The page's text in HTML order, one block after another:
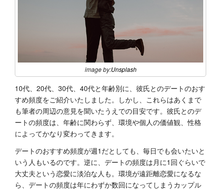
image by:Unsplash
10代、20代、30代、40代と年齢別に、彼氏とのデートのおす
すめ頻度をご紹介いたしました。しかし、これらはあくまで
も筆者の周辺の意見を聞いたうえでの目安です。彼氏とのデ
ートの頻度は、年齢に関わらず、環境や個人の価値観、性格
によってかなり変わってきます。
デートのおすすめ頻度が週1だとしても、毎日でも会いたいと
いう人もいるのです。逆に、デートの頻度は月に1回ぐらいで
大丈夫という恋愛に淡泊な人も。環境が遠距離恋愛になるな
ら、デートの頻度は年にわずか数回になってしまうカップル